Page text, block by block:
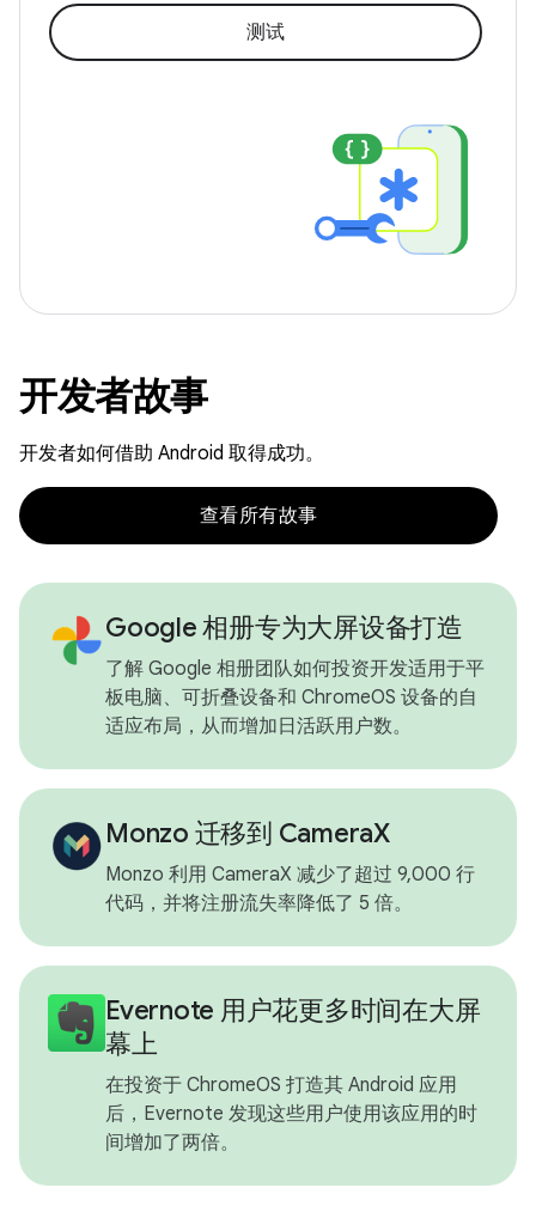
测试
开发者故事
开发者如何借助 Android 取得成功。
查看所有故事
Google 相册专为大屏设备打造
了解 Google 相册团队如何投资开发适用于平
板电脑、可折叠设备和 ChromeOS 设备的自
适应布局，从而增加日活跃用户数。
Monzo 迁移到 CameraX
Monzo 利用 CameraX 减少了超过 9,000 行
代码，并将注册流失率降低了 5 倍。
Evernote 用户花更多时间在大屏
幕上
在投资于 ChromeOS 打造其 Android 应用
后，Evernote 发现这些用户使用该应用的时
间增加了两倍。